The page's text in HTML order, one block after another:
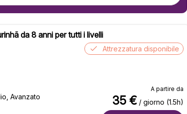
da 8 anni per tutti i livelli
Avanzato
Attrezzatura disponibile
A partire da
35 € / giorno (1.5h)